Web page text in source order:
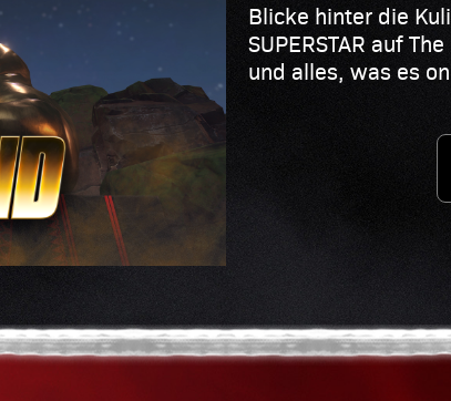
Blicke hinter die
SUPERSTAR auf
und alles, was es